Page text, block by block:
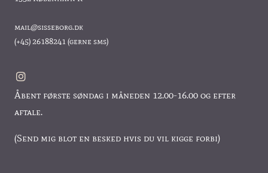
mail@sisseborg.dk
(+45)26188241(gerne sms)
Åbent første søndag i måneden 12.00-16.00 og efter
aftale.
(Send mig blot en besked hvis du vil kigge forbi)